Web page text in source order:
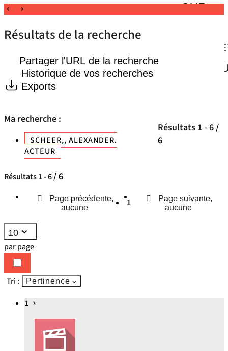
SUR
Résultats de la recherche
Partager l'URL de la recherche
Historique de vos recherches
Exports
Ma recherche :
SCHEER,, ALEXANDER.
ACTEUR
Résultats 1- 6/
6
Résultats1-6/ 6
Page précédente,
aucune
1
Page suivante,
aucune
10
par page
Tri : Pertinence
1